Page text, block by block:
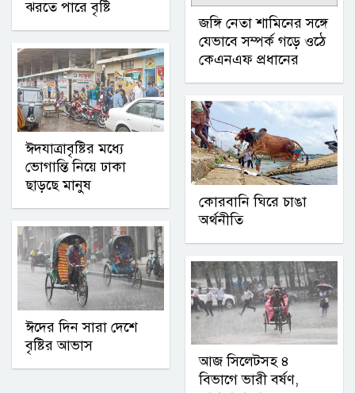
ঝরতে পারে বৃষ্টি
ঈদযাত্রাবৃষ্টির মধ্যে
ভোগান্তি নিয়ে ঢাকা
ছাড়ছে মানুষ
ঈদের দিন সারা দেশে
বৃষ্টির আভাস
জঙ্গি নেতা শামিনের সঙ্গে
যেভাবে সম্পর্ক গড়ে ওঠে
কেএনএফ প্রধানের
কোরবানি ঘিরে চাঙা
অর্থনীতি
আজ সিলেটসহ ৪
বিভাগে ভারী বর্ষণ,